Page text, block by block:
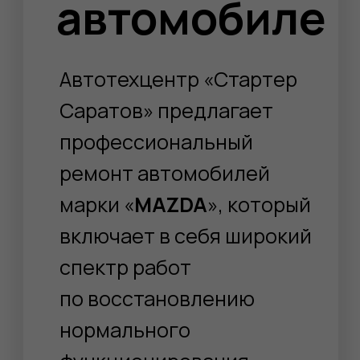
Каждый ремонт
в себя:
Полная
диагностика
автомобиля
Качественный
ремонт всех
узлов
Кузовной
ремонт
двигателя